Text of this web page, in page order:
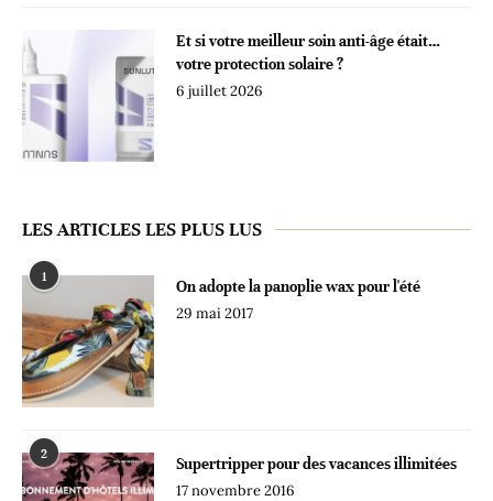
Et si votre meilleur soin anti-âge était…
votre protection solaire ?
6 juillet 2026
LES ARTICLES LES PLUS LUS
1
On adopte la panoplie wax pour l'été
29 mai 2017
2
Supertripper pour des vacances illimitées
17 novembre 2016